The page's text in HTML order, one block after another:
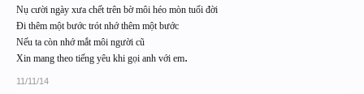
Nụ cười ngày xưa chết trên bờ môi héo mòn tuổi đời
Đi thêm một bước trót nhớ thêm một bước
Nếu ta còn nhớ mắt môi người cũ
Xin mang theo tiếng yêu khi gọi anh với em.
11/11/14